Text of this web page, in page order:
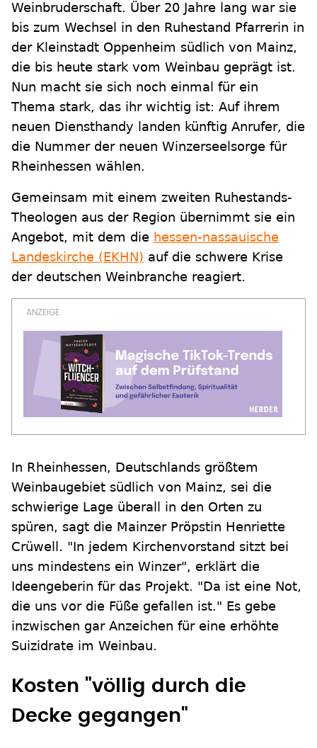
Weinbruderschaft. Über 20 Jahre lang war sie
bis zum Wechsel in den Ruhestand Pfarrerin in
der Kleinstadt Oppenheim südlich von Mainz,
die bis heute stark vom Weinbau geprägt ist.
Nun macht sie sich noch einmal für ein
Thema stark, das ihr wichtig ist: Auf ihrem
neuen Diensthandy landen künftig Anrufer, die
die Nummer der neuen Winzerseelsorge für
Rheinhessen wählen.
Gemeinsam mit einem zweiten Ruhestands-
Theologen aus der Region übernimmt sie ein
Angebot, mit dem die hessen-nassauische
Landeskirche (EKHN) auf die schwere Krise
der deutschen Weinbranche reagiert.
In Rheinhessen, Deutschlands größtem
Weinbaugebiet südlich von Mainz, sei die
schwierige Lage überall in den Orten zu
spüren, sagt die Mainzer Pröpstin Henriette
Crüwell. "In jedem Kirchenvorstand sitzt bei
uns mindestens ein Winzer", erklärt die
Ideengeberin für das Projekt. "Da ist eine Not,
die uns vor die Füße gefallen ist." Es gebe
inzwischen gar Anzeichen für eine erhöhte
Suizidrate im Weinbau.
Kosten "völlig durch die
Decke gegangen"